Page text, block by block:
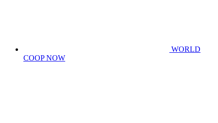
WORLD
COOP NOW